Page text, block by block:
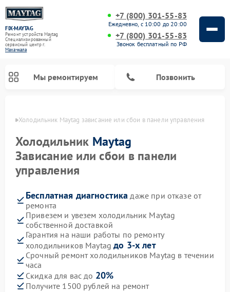
FIX-MAYTAG
Ремонт устройств Maytag
Специализированный
cервисный центр г.
Махачкала
+7 (800) 301-55-83
Ежедневно, с 10:00 до 20:00
+7 (800) 301-55-83
Звонок бесплатный по РФ
Мы ремонтируем Позвонить
Холодильник Maytag зависание или сбои в панели управления
Холодильник Maytag
Зависание или сбои в панели
управления
Бесплатная диагностика даже при отказе от
ремонта
Привезем и увезем холодильник Maytag
собственной доставкой
Гарантия на наши работы по ремонту
холодильников Maytagдо 3-х лет
Срочный ремонт холодильников Maytag в течении
часа
Скидка для вас до 20%
Получите 1500 рублей на ремонт